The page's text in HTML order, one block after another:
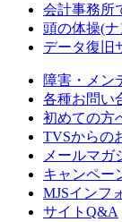
会計事務所
頭の体操(
データ復旧
障害・メン
各種お問い
初めての方
TVSからの
メールマガ
キャンペー
MJSインフ
サイトQ&A